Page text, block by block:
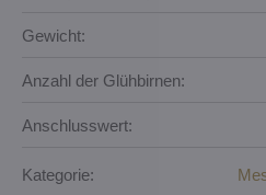
Gewicht:
Anzahl der Glühbirnen:
Anschlusswert:
Kategorie: